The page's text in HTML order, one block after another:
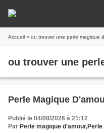
Accueil » ou trouver une perle magique
ou trouver une
Perle Magique
Publié le 04/08/2026 à 21:12
Par Perle magique d'amour,Perle d'amour magique,Perle pour